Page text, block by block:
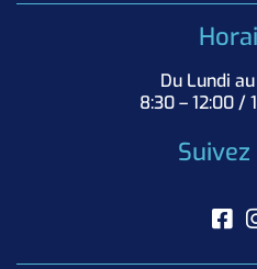
Du Lundi
8:30 – 12:00 /